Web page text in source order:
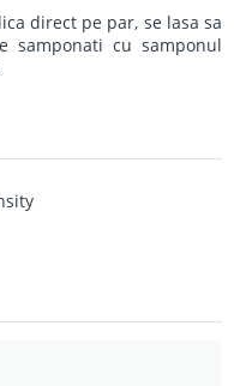
direct pe par, se lasa sa
samponati cu samponul